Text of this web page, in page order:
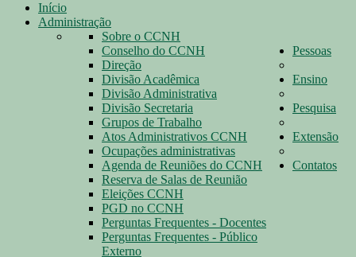
Início
Administração
Sobre o CCNH
Conselho do CCNH
Direção
Divisão Acadêmica
Divisão Administrativa
Divisão Secretaria
Grupos de Trabalho
Atos Administrativos CCNH
Ocupações administrativas
Agenda de Reuniões do CCNH
Reserva de Salas de Reunião
Eleições CCNH
PGD no CCNH
Perguntas Frequentes - Docentes
Perguntas Frequentes - Público
Externo
Pessoas
Ensino
Pesquisa
Extensão
Contatos